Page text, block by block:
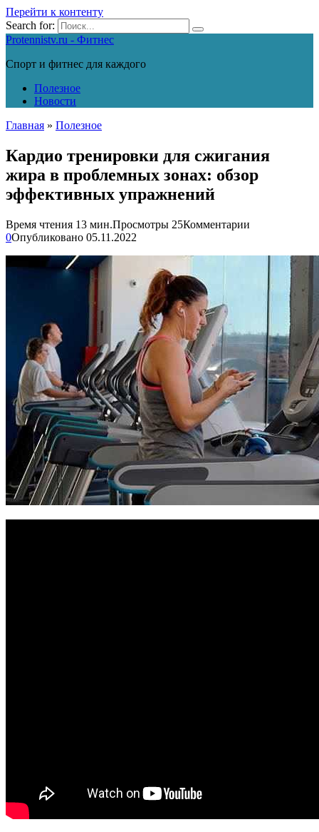
Перейти к контенту
Search for:
Protennistv.ru - Фитнес
Спорт и фитнес для каждого
Полезное
Новости
Главная » Полезное
Кардио тренировки для сжигания
жира в проблемных зонах: обзор
эффективных упражнений
Время чтения 13 мин.Просмотры 25Комментарии
0Опубликовано 05.11.2022